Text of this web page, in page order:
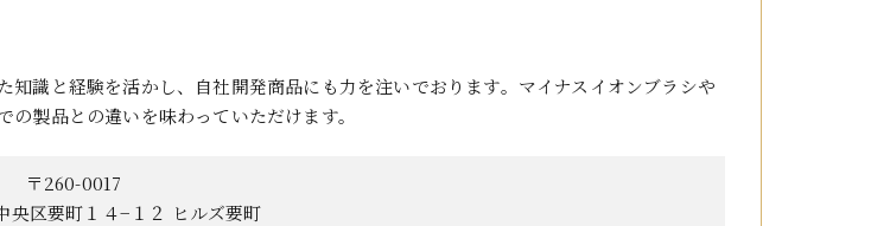
知識と経験を活かし、自社開発商品にも力を注いでおります。マイナスイオンブラシや
製品との違いを味わっていただけます。
〒260-0017
央区要町１４−１２ ヒルズ要町